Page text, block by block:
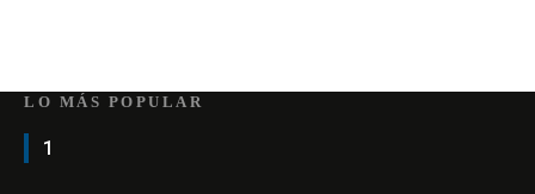
LO MÁS POPULAR
1